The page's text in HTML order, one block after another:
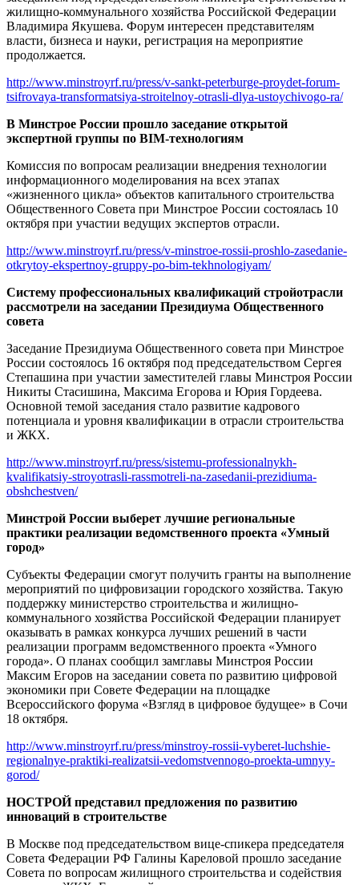
жилищно-коммунального хозяйства Российской Федерации
Владимира Якушева. Форум интересен представителям
власти, бизнеса и науки, регистрация на мероприятие
продолжается.
http://www.minstroyrf.ru/press/v-sankt-peterburge-proydet-forum-
tsifrovaya-transformatsiya-stroitelnoy-otrasli-dlya-ustoychivogo-ra/
В Минстрое России прошло заседание открытой
экспертной группы по BIM-технологиям
Комиссия по вопросам реализации внедрения технологии
информационного моделирования на всех этапах
«жизненного цикла» объектов капитального строительства
Общественного Совета при Минстрое России состоялась 10
октября при участии ведущих экспертов отрасли.
http://www.minstroyrf.ru/press/v-minstroe-rossii-proshlo-zasedanie-
otkrytoy-ekspertnoy-gruppy-po-bim-tekhnologiyam/
Систему профессиональных квалификаций стройотрасли
рассмотрели на заседании Президиума Общественного
совета
Заседание Президиума Общественного совета при Минстрое
России состоялось 16 октября под председательством Сергея
Степашина при участии заместителей главы Минстроя России
Никиты Стасишина, Максима Егорова и Юрия Гордеева.
Основной темой заседания стало развитие кадрового
потенциала и уровня квалификации в отрасли строительства
и ЖКХ.
http://www.minstroyrf.ru/press/sistemu-professionalnykh-
kvalifikatsiy-stroyotrasli-rassmotreli-na-zasedanii-prezidiuma-
obshchestven/
Минстрой России выберет лучшие региональные
практики реализации ведомственного проекта «Умный
город»
Субъекты Федерации смогут получить гранты на выполнение
мероприятий по цифровизации городского хозяйства. Такую
поддержку министерство строительства и жилищно-
коммунального хозяйства Российской Федерации планирует
оказывать в рамках конкурса лучших решений в части
реализации программ ведомственного проекта «Умного
города». О планах сообщил замглавы Минстроя России
Максим Егоров на заседании совета по развитию цифровой
экономики при Совете Федерации на площадке
Всероссийского форума «Взгляд в цифровое будущее» в Сочи
18 октября.
http://www.minstroyrf.ru/press/minstroy-rossii-vyberet-luchshie-
regionalnye-praktiki-realizatsii-vedomstvennogo-proekta-umnyy-
gorod/
НОСТРОЙ представил предложения по развитию
инноваций в строительстве
В Москве под председательством вице-спикера председателя
Совета Федерации РФ Галины Кареловой прошло заседание
Совета по вопросам жилищного строительства и содействия